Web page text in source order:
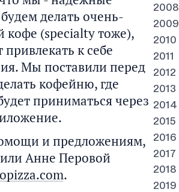
2008
2009
2010
2011
2012
2013
2014
2015
2016
2017
2018
2019
делать очень-
кофе (specialty тоже),
к себе
Мы поставили перед
кофейню, где
приниматься через
и предложениям,
Анне Перовой
.